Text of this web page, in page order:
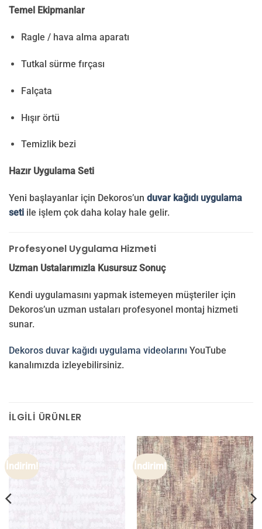
Temel Ekipmanlar
Ragle / hava alma aparatı
Tutkal sürme fırçası
Falçata
Hışır örtü
Temizlik bezi
Hazır Uygulama Seti
Yeni başlayanlar için Dekoros’un duvar kağıdı uygulama
seti ile işlem çok daha kolay hale gelir.
Profesyonel Uygulama Hizmeti
Uzman Ustalarımızla Kusursuz Sonuç
Kendi uygulamasını yapmak istemeyen müşteriler için
Dekoros’un uzman ustaları profesyonel montaj hizmeti
sunar.
Dekoros duvar kağıdı uygulama videolarını YouTube
kanalımızda izleyebilirsiniz.
İLGILI ÜRÜNLER
İndirim! İndirim!